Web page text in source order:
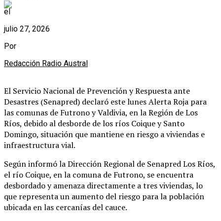
el
julio 27, 2026
Por
Redacción Radio Austral
El Servicio Nacional de Prevención y Respuesta ante
Desastres (Senapred) declaró este lunes Alerta Roja para
las comunas de Futrono y Valdivia, en la Región de Los
Ríos, debido al desborde de los ríos Coique y Santo
Domingo, situación que mantiene en riesgo a viviendas e
infraestructura vial.
Según informó la Dirección Regional de Senapred Los Ríos,
el río Coique, en la comuna de Futrono, se encuentra
desbordado y amenaza directamente a tres viviendas, lo
que representa un aumento del riesgo para la población
ubicada en las cercanías del cauce.